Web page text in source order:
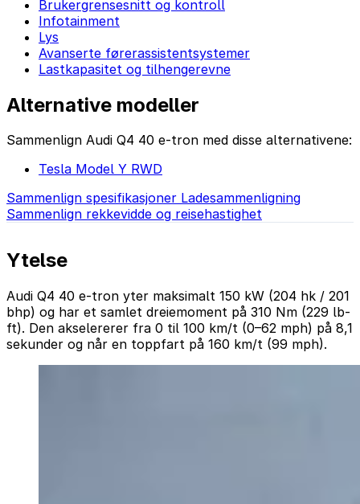
Brukergrensesnitt og kontroll
Infotainment
Lys
Avanserte førerassistentsystemer
Lastkapasitet og tilhengerevne
Alternative modeller
Sammenlign Audi Q4 40 e-tron med disse alternativene:
Tesla Model Y RWD
Sammenlign spesifikasjoner Ladesammenligning
Sammenlign rekkevidde og reisehastighet
Ytelse
Audi Q4 40 e-tron yter maksimalt 150 kW (204 hk / 201
bhp) og har et samlet dreiemoment på 310 Nm (229 lb-
ft). Den akselererer fra 0 til 100 km/t (0–62 mph) på 8,1
sekunder og når en toppfart på 160 km/t (99 mph).